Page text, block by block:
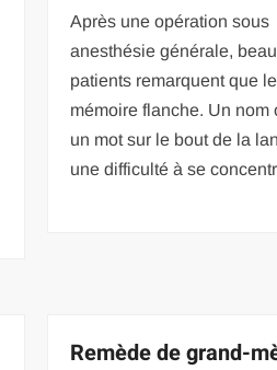
Après une opération sous
anesthésie générale,
patients remarquent que
mémoire flanche. Un nom
un mot sur le bout de la
une difficulté à se
Remède de grand-